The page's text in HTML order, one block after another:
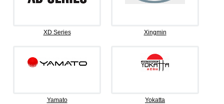
XD Series Xingmin
Yamato Yokatta